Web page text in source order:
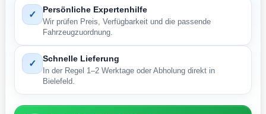
✓ Persönliche Expertenhilfe
Wir prüfen Preis, Verfügbarkeit und die passende
Fahrzeugzuordnung.
✓ Schnelle Lieferung
In der Regel 1–2 Werktage oder Abholung direkt in
Bielefeld.